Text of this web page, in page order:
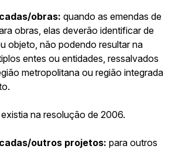
obras: quando as emendas de
obras, elas deverão identificar de
objeto, não podendo resultar na
entes ou entidades, ressalvados
metropolitana ou região integrada
na resolução de 2006.
outros projetos: para outros